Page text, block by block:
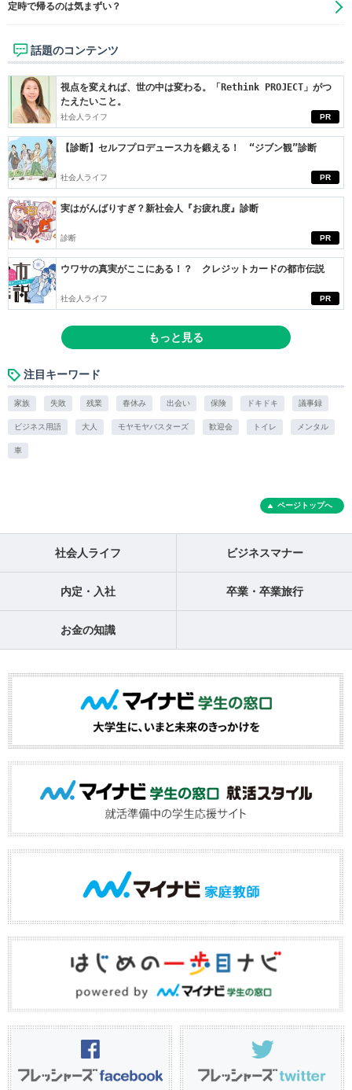
定時で帰るのは気まずい？
話題のコンテンツ
PR
視点を変えれば、世の中は変わる。「Rethink PROJECT」がつ
たえたいこと。
社会人ライフ
PR
【診断】セルフプロデュース力を鍛える！ “ジブン観”診断
社会人ライフ
PR
実はがんばりすぎ？新社会人『お疲れ度』診断
診断
PR
ウワサの真実がここにある！？ クレジットカードの都市伝説
社会人ライフ
もっと見る
注目キーワード
家族 失敗 残業 春休み 出会い 保険 ドキドキ 議事録
ビジネス用語 大人 モヤモヤバスターズ 歓迎会 トイレ メンタル
車
ページトップへ
社会人ライフ ビジネスマナー
内定・入社 卒業・卒業旅行
お金の知識